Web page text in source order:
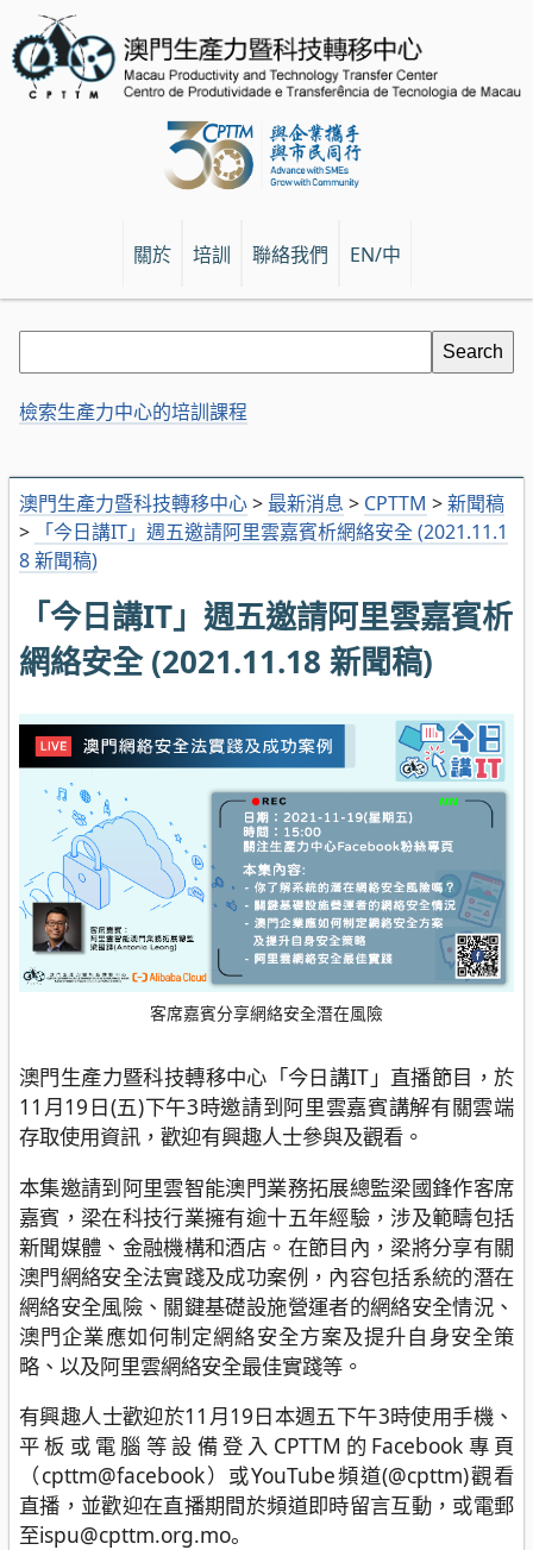
關於 培訓 聯絡我們 EN/中
澳門生產力暨科技轉移中心> 最新消息 > CPTTM >新聞稿
>
「今日講IT」週五邀請阿里雲嘉賓析網絡安全 (2021.11.1
8 新聞稿)
「今日講IT」週五邀請阿里雲嘉賓析
網絡安全 (2021.11.18 新聞稿)
客席嘉賓分享網絡安全潛在風險
澳門生產力暨科技轉移中心「今日講IT」直播節目，於
11月19日(五)下午3時邀請到阿里雲嘉賓講解有關雲端
存取使用資訊，歡迎有興趣人士參與及觀看。
本集邀請到阿里雲智能澳門業務拓展總監梁國鋒作客席
嘉賓，梁在科技行業擁有逾十五年經驗，涉及範疇包括
新聞媒體、金融機構和酒店。在節目內，梁將分享有關
澳門網絡安全法實踐及成功案例，內容包括系統的潛在
網絡安全風險、關鍵基礎設施營運者的網絡安全情況、
澳門企業應如何制定網絡安全方案及提升自身安全策
略、以及阿里雲網絡安全最佳實踐等。
有興趣人士歡迎於11月19日本週五下午3時使用手機、
平板或電腦等設備登入CPTTM的Facebook專頁
（cpttm@facebook）或YouTube頻道(@cpttm)觀看
直播，並歡迎在直播期間於頻道即時留言互動，或電郵
至ispu@cpttm.org.mo。
檢索生產力中心的培訓課程